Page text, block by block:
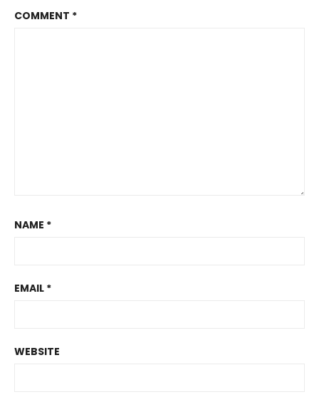
COMMENT *
NAME *
EMAIL *
WEBSITE